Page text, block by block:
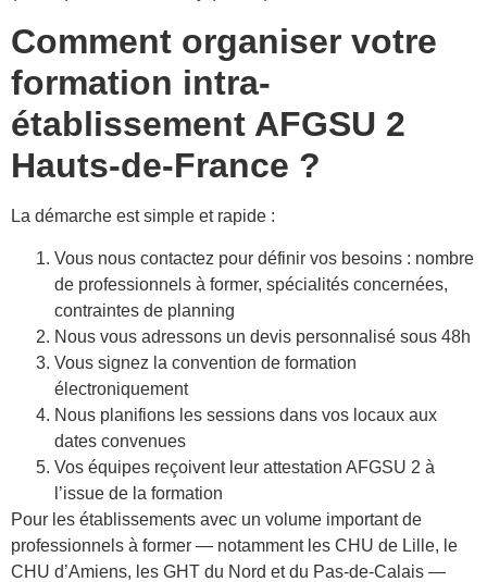
Comment organiser votre
formation intra-
établissement AFGSU 2
Hauts-de-France ?
La démarche est simple et rapide :
Vous nous contactez pour définir vos besoins : nombre
de professionnels à former, spécialités concernées,
contraintes de planning
Nous vous adressons un devis personnalisé sous 48h
Vous signez la convention de formation
électroniquement
Nous planifions les sessions dans vos locaux aux
dates convenues
Vos équipes reçoivent leur attestation AFGSU 2 à
l’issue de la formation
Pour les établissements avec un volume important de
professionnels à former — notamment les CHU de Lille, le
CHU d’Amiens, les GHT du Nord et du Pas-de-Calais —